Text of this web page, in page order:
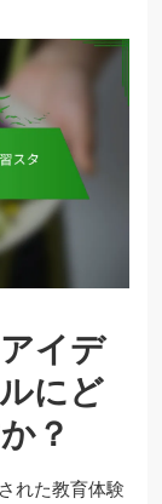
イデ
にど
？
れた教育体験